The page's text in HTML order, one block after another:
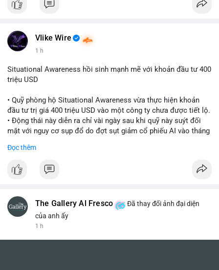
Vlike Wire
1 h
Situational Awareness hồi sinh mạnh mẽ với khoản đầu tư 400
triệu USD
• Quỹ phòng hộ Situational Awareness vừa thực hiện khoản
đầu tư trị giá 400 triệu USD vào một công ty chưa được tiết lộ.
• Động thái này diễn ra chỉ vài ngày sau khi quỹ này suýt đối
mặt với nguy cơ sụp đổ do đợt sụt giảm cổ phiếu AI vào tháng
• Sự trở lại này đánh dấu bước phục hồi đáng chú ý của quỹ
$btc $eth
Đọc thêm
The Gallery Al Fresco
Đã thay đổi ảnh đại diện
của anh ấy
1 h